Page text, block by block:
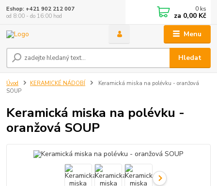
Menu
Hledat
Eshop: +421 902 212 007
od 8:00 - do 16:00 hod
0 ks
za 0,00 Kč
Úvod KERAMICKÉ NÁDOBÍ
Keramická miska na polévku - oranžová
SOUP
Keramická miska na polévku -
oranžová SOUP